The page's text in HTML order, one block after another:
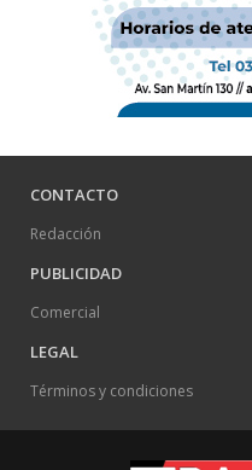
CONTACTO
Redacción
PUBLICIDAD
Comercial
LEGAL
Términos y condiciones